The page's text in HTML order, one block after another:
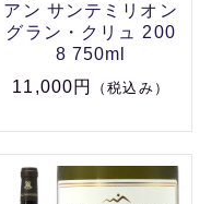
アン サンテミリオン
グラン・クリュ 200
8 750ml
11,000円
（税込み）